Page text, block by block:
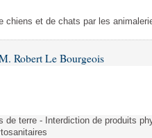
chiens et de chats par les
Robert Le Bourgeois
de terre - Interdiction de produits